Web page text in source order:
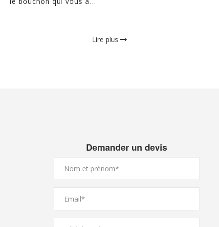
Lire plus
Demander un devis